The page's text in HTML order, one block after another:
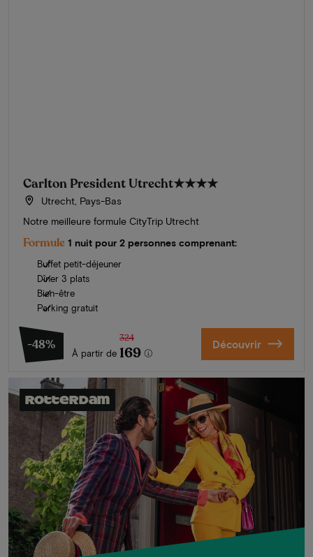
Carlton President Utrecht★★★★
Utrecht, Pays-Bas
Notre meilleure formule CityTrip Utrecht
Formule 1 nuit pour 2 personnes comprenant:
Buffet petit-déjeuner
Dîner 3 plats
Bien-être
Parking gratuit
-48%
À partir de
324
169 Découvrir
Rotterdam